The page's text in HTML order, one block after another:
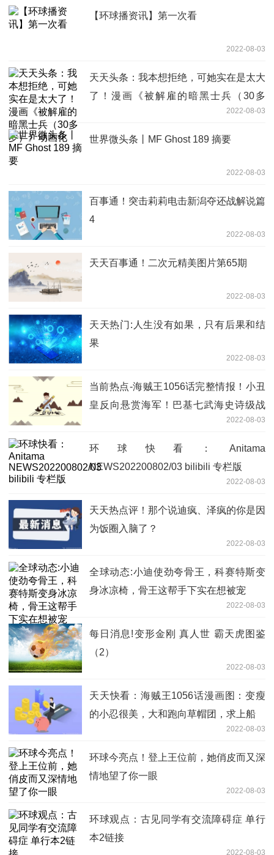
【环球播资讯】第一次看
2022-08-03
天天头条：我本想拒绝，可她实在是太大
了！漫画《被解雇的暗黑士兵（30多
2022-08-03
世界微头条丨MF Ghost 189 摘要
2022-08-03
百事通！突击莉莉电击新潟夺还战解说篇
4
2022-08-03
天天百事通！二次元精美图片第65期
2022-08-03
天天热门:人生没有如果，只有后果和结
果
2022-08-03
当前热点-海贼王1056话完整情报！小丑
皇反向悬赏海军！巴基七武海史诗级战
2022-08-03
环球快看：Anitama
NEWS202200802/03 bilibili 专栏版
2022-08-03
天天热点评！那个说迪疯、泽疯的你是因
为饭圈入脑了？
2022-08-03
全球动态:小迪使劲夸骨王，科赛特斯变
身冰凉椅，骨王这帮手下实在想被宠
2022-08-03
每日消息!变形金刚 真人世 霸天虎图鉴
（2）
2022-08-03
天天快看：海贼王1056话漫画图：变瘦
的小忍很美，大和跑向草帽团，求上船
2022-08-03
环球今亮点！登上王位前，她俏皮而又深
情地望了你一眼
2022-08-03
环球观点：古见同学有交流障碍症 单行
本2链接
2022-08-03